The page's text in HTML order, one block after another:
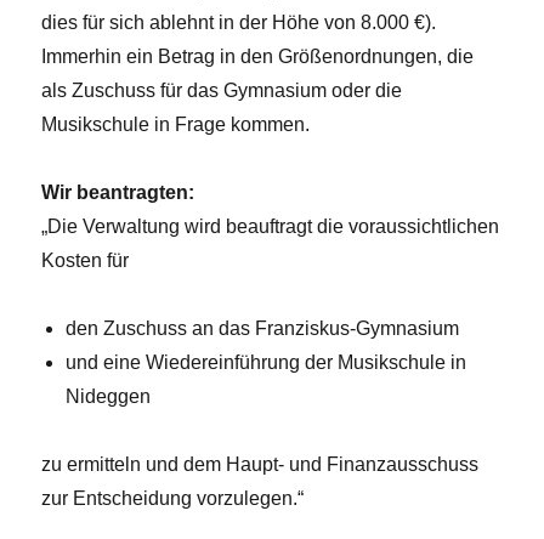
dies für sich ablehnt in der Höhe von 8.000 €).
Immerhin ein Betrag in den Größenordnungen, die
als Zuschuss für das Gymnasium oder die
Musikschule in Frage kommen.
Wir beantragten:
„Die Verwaltung wird beauftragt die voraussichtlichen
Kosten für
den Zuschuss an das Franziskus-Gymnasium
und eine Wiedereinführung der Musikschule in
Nideggen
zu ermitteln und dem Haupt- und Finanzausschuss
zur Entscheidung vorzulegen.“